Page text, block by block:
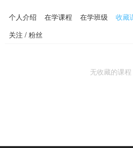
个人介绍 在学课程 在学班级 收藏
关注 / 粉丝
无收藏的课程